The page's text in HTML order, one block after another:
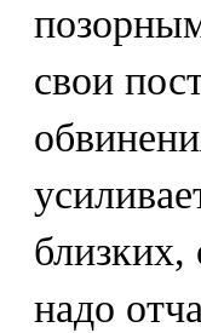
свои
близких,
надо